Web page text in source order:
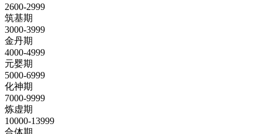
2600-2999
筑基期
3000-3999
金丹期
4000-4999
元婴期
5000-6999
化神期
7000-9999
炼虚期
10000-13999
合体期